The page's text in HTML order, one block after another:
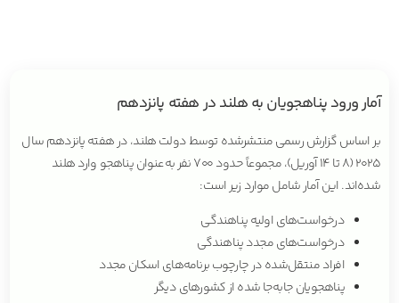
آمار ورود پناهجویان به هلند در هفته پانزدهم
بر اساس گزارش رسمی منتشرشده توسط دولت هلند، در هفته پانزدهم سال
۲۰۲۵ (۸ تا ۱۴ آوریل)، مجموعاً حدود ۷۰۰ نفر به‌عنوان پناهجو وارد هلند
شده‌اند. این آمار شامل موارد زیر است:
درخواست‌های اولیه پناهندگی
درخواست‌های مجدد پناهندگی
افراد منتقل‌شده در چارچوب برنامه‌های اسکان مجدد
پناهجویان جابه‌جا شده از کشورهای دیگر